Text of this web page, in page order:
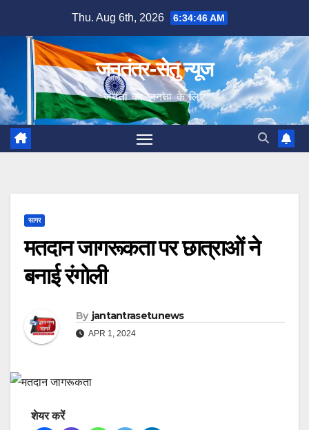
content
Thu. Aug 6th, 2026 6:34:47 AM
जनतंत्र-सेतु न्यूज
जनता का जनता के लिए
सागर
मतदान जागरूकता पर छात्राओं ने
बनाई रंगोली
By jantantrasetunews
APR 1, 2024
शेयर करें